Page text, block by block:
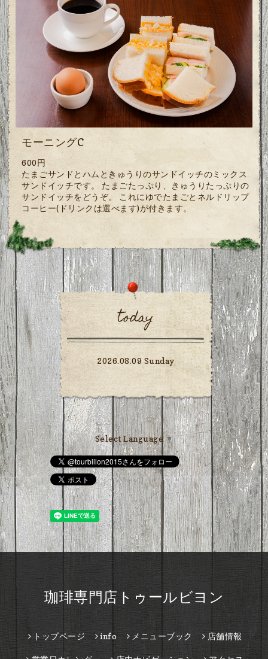
モーニングC
600円
たまごサンドとハムときゅうりのサンドイッチのミックス
サンドイッチです。 たまごたっぷり、きゅうりたっぷりの
サンドイッチをどうぞ。 これにゆでたまごとネルドリップ
コーヒー(ドリンクは選べます)が付きます。
today
2026.08.09 Sunday
Select Language ▼
珈琲専門店トゥールビヨン
トップページ info メニューブック 店舗情報